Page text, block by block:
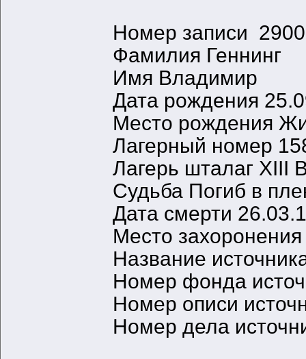
Номер записи
Фамилия Геннинг
Имя Владимир
Дата рождения
Место рождения
Лагерный номер
Лагерь шталаг XIII
Судьба Погиб в
Дата смерти
Место
Название
Номер фонда
Номер описи
Номер дела